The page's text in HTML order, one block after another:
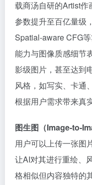
载商汤自研的Artist
参数提升至百亿量级
Spatial-aware CFG
能力与图像质感细节
影级图片，甚至达到
风格，如写实、卡通
根据用户需求带来真
图生图（Image-to-
用户可以上传一张图
让AI对其进行重绘、
格相似但内容独特的